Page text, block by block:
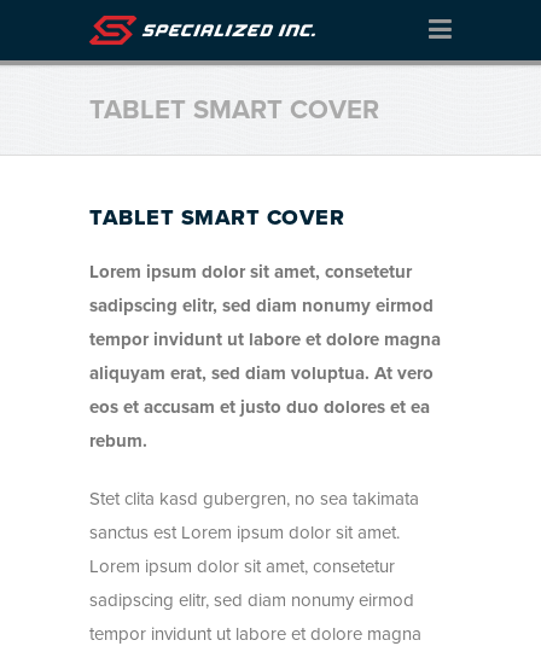
TABLET SMART COVER
TABLET SMART COVER
Lorem ipsum dolor sit amet, consetetur
sadipscing elitr, sed diam nonumy eirmod
tempor invidunt ut labore et dolore magna
aliquyam erat, sed diam voluptua. At vero
eos et accusam et justo duo dolores et ea
rebum.
Stet clita kasd gubergren, no sea takimata
sanctus est Lorem ipsum dolor sit amet.
Lorem ipsum dolor sit amet, consetetur
sadipscing elitr, sed diam nonumy eirmod
tempor invidunt ut labore et dolore magna